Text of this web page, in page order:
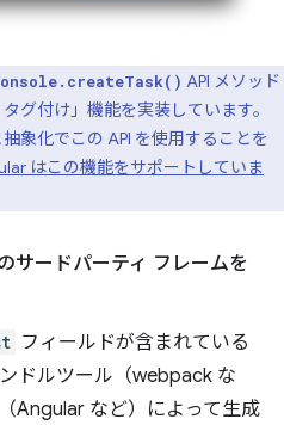
API メソッド
グ付け」機能を実装しています。
象化でこの API を使用することを
はこの機能をサポートしていま
サードパーティ フレームを
フィールドが含まれている
ドルツール（webpack な
Angular など）によって生成